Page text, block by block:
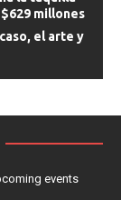
la taquilla
millones
el arte y
events